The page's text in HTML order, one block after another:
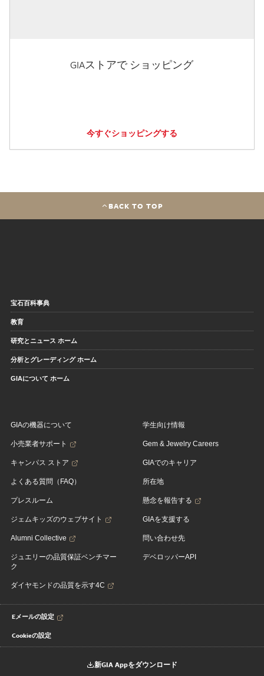
GIAストアで ショッピング
今すぐショッピングする
BACK TO TOP
宝石百科事典
教育
研究とニュース ホーム
分析とグレーディング ホーム
GIAについて ホーム
GIAの機器について
小売業者サポート
キャンパス ストア
よくある質問（FAQ）
プレスルーム
ジェムキッズのウェブサイト
Alumni Collective
ジュエリーの品質保証ベンチマー
ク
ダイヤモンドの品質を示す4C
学生向け情報
Gem & Jewelry Careers
GIAでのキャリア
所在地
懸念を報告する
GIAを支援する
問い合わせ先
デベロッパーAPI
Eメールの設定
Cookieの設定
新GIA Appをダウンロード